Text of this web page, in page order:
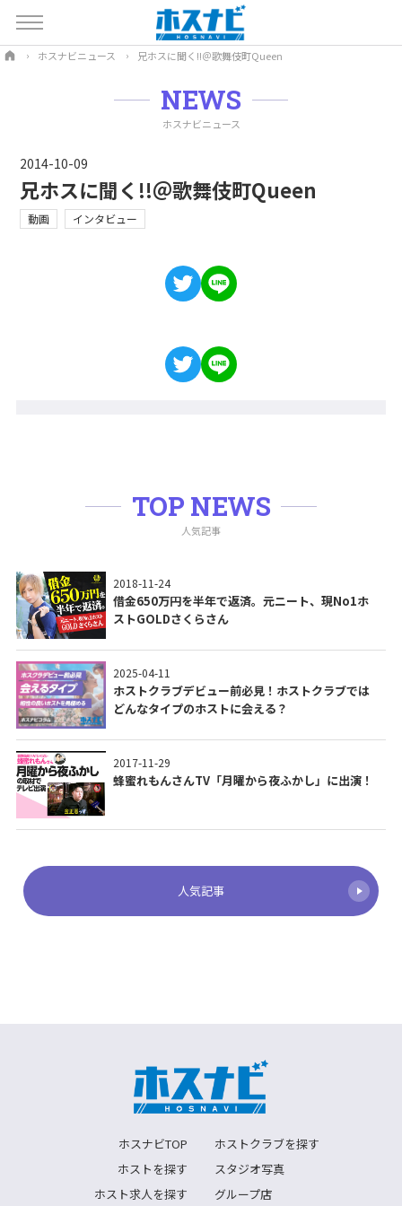
ホスナビニュース 兄ホスに聞く!!＠歌舞伎町Queen
NEWS
ホスナビニュース
2014-10-09
兄ホスに聞く!!＠歌舞伎町Queen
動画 インタビュー
TOP NEWS
人気記事
2018-11-24
借金650万円を半年で返済。元ニート、現No1ホ
ストGOLDさくらさん
2025-04-11
ホストクラブデビュー前必見！ホストクラブでは
どんなタイプのホストに会える？
2017-11-29
蜂蜜れもんさんTV「月曜から夜ふかし」に出演！
人気記事
ホスナビTOP
ホストクラブを探す
ホストを探す
スタジオ写真
ホスト求人を探す
グループ店